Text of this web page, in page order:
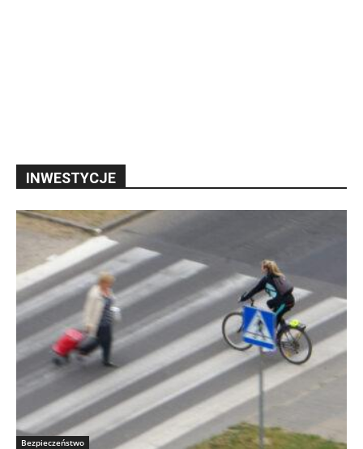
INWESTYCJE
Bezpieczeństwo